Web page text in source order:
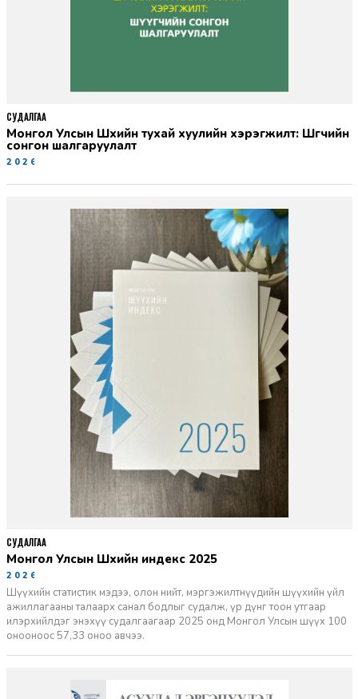
Монгол Улсын Шүүхийн тухай хуулийн хэрэгжилт: Шүүгчийн
сонгон шалгаруулалт
2026-06-19
СУДАЛГАА
Монгол Улсын Шүүхийн индекс 2025
2026-06-11
Шүүхийн статистик мэдээ, олон нийт, мэргэжилтнүүдийн шүүхийн үйл
ажиллагааны талаарх санал бодлыг судалж, үр дүнг тоон утгаар
илэрхийлдэг энэхүү судалгаагаар 2025 онд Монгол Улсын шүүх 100
онооноос 57,33 оноо авчээ.
СУДАЛГАА